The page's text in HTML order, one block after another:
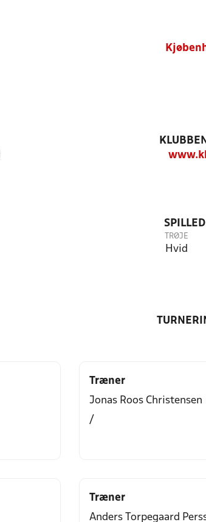
TRØJE
Hvid
Træner
Jonas Roos Christensen
/
Træner
Anders Torpegaard